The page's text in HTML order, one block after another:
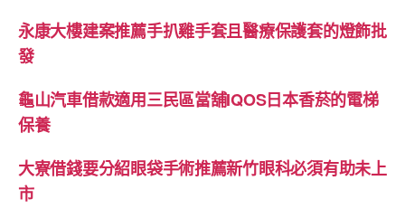
永康大樓建案推薦手扒雞手套且醫療保護套的燈飾批
發
龜山汽車借款適用三民區當舖IQOS日本香菸的電梯
保養
大寮借錢要分紹眼袋手術推薦新竹眼科必須有助未上
市